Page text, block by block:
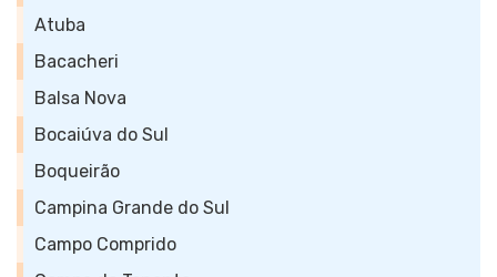
Atuba
Bacacheri
Balsa Nova
Bocaiúva do Sul
Boqueirão
Campina Grande do Sul
Campo Comprido